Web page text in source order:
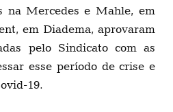
na Mercedes e Mahle, em
em Diadema, aprovaram
pelo Sindicato com as
esse período de crise e
19.